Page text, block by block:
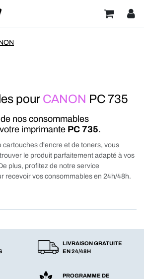
pour CANON PC 735
nos consommables
imprimante PC 735.
cartouches d'encre et de toners, vous
le produit parfaitement adapté à vos
plus, profitez de notre service
recevoir vos consommables en 24h/48h.
LIVRAISON GRATUITE
EN 24/48H
PROGRAMME DE